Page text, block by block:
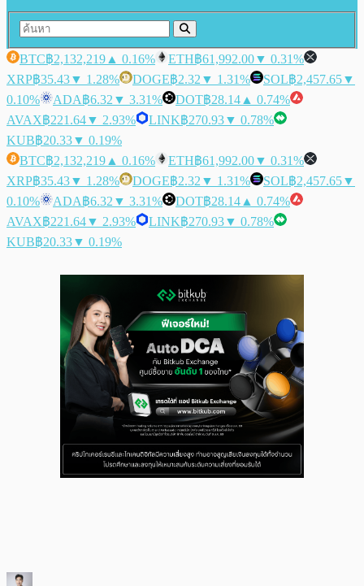
BTC฿2,132,219 ▲ 0.16% ETH฿61,992.00▼ 0.31%
XRP฿35.43▼ 1.28% DOGE฿2.32 ▼ 1.31% SOL฿2,457.65▼
0.10%
ADA฿6.32 ▼ 3.31% DOT฿28.14 ▲ 0.74%
AVAX฿221.64▼ 2.93% LINK฿270.93▼ 0.78%
KUB฿20.33▼ 0.19%
BTC฿2,132,219 ▲ 0.16% ETH฿61,992.00▼ 0.31%
XRP฿35.43▼ 1.28% DOGE฿2.32 ▼ 1.31% SOL฿2,457.65▼
0.10%
ADA฿6.32 ▼ 3.31% DOT฿28.14 ▲ 0.74%
AVAX฿221.64▼ 2.93% LINK฿270.93▼ 0.78%
KUB฿20.33▼ 0.19%